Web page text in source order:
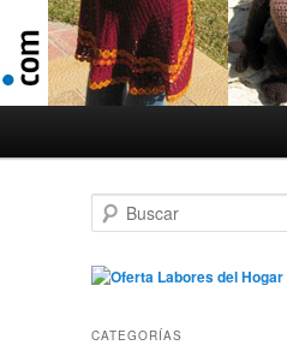
u
c
CATEGORÍAS